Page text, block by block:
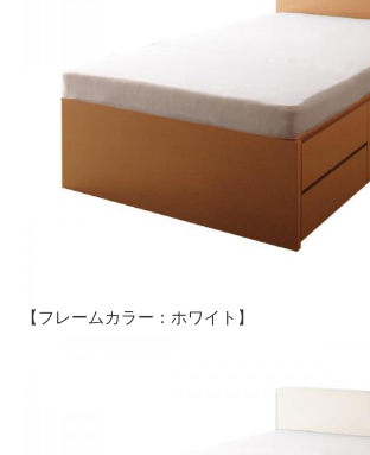
【フレームカラー：ホワイト】